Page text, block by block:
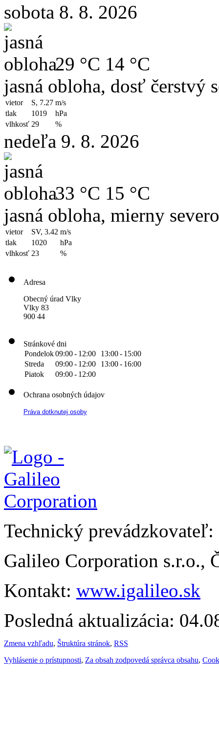
sobota 8. 8. 2026
29 °C 14 °C
jasná obloha, dosť čerstvý
vietor S, 7.27 m/s
tlak
1019
hPa
vlhkosť 29 %
nedeľa 9. 8. 2026
33 °C 15 °C
jasná obloha, mierny
vietor SV, 3.42 m/s
tlak
1020
hPa
vlhkosť 23 %
Adresa
Obecný úrad Vlky
Vlky 83
900 44
Stránkové dni
Pondelok09:00- 12:00 13:00- 15:00
Streda
09:00- 12:00 13:00- 16:00
Piatok
09:00- 12:00
Ochrana osobných údajov
Práva dotknutej osoby
Technický prevádzkovateľ:
Galileo Corporation s.r.o.,
Kontakt: www.igalileo.sk
Posledná aktualizácia:
Zmena vzhľadu, Štruktúra stránok, RSS
Vyhlásenie o prístupnosti, Za obsah zodpovedá správca obsahu,